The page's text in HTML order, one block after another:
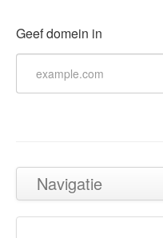
Geef domein in
Navigatie
Terug naar boven